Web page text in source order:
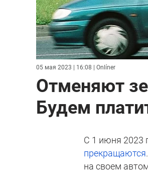
05 мая 2023 | 16:08 | Onlíner
Отменяют
Будем
С 1 июня 2023
прекращаются
на своем